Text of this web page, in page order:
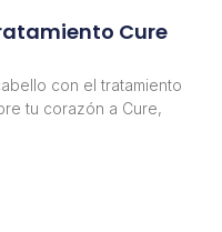
Cure
con el tratamiento
tu corazón a Cure,